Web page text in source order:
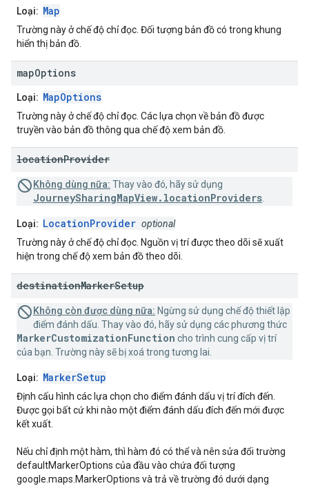
Loại: Map
Trường này ở chế độ chỉ đọc. Đối tượng bản đồ có trong khung
hiển thị bản đồ.
mapOptions
Loại: MapOptions
Trường này ở chế độ chỉ đọc. Các lựa chọn về bản đồ được
truyền vào bản đồ thông qua chế độ xem bản đồ.
locationProvider
Không dùng nữa: Thay vào đó, hãy sử dụng
JourneySharingMapView.locationProviders.
Loại: LocationProvider optional
Trường này ở chế độ chỉ đọc. Nguồn vị trí được theo dõi sẽ xuất
hiện trong chế độ xem bản đồ theo dõi.
destinationMarkerSetup
Không còn được dùng nữa: Ngừng sử dụng chế độ thiết lập
điểm đánh dấu. Thay vào đó, hãy sử dụng các phương thức
MarkerCustomizationFunction cho trình cung cấp vị trí
của bạn. Trường này sẽ bị xoá trong tương lai.
Loại: MarkerSetup
Định cấu hình các lựa chọn cho điểm đánh dấu vị trí đích đến.
Được gọi bất cứ khi nào một điểm đánh dấu đích đến mới được
kết xuất.
Nếu chỉ định một hàm, thì hàm đó có thể và nên sửa đổi trường
defaultMarkerOptions của đầu vào chứa đối tượng
google.maps.MarkerOptions và trả về trường đó dưới dạng